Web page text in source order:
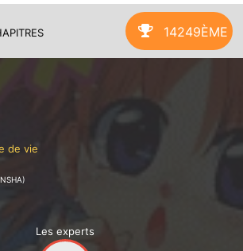
14249ÈME
de vie
Les experts